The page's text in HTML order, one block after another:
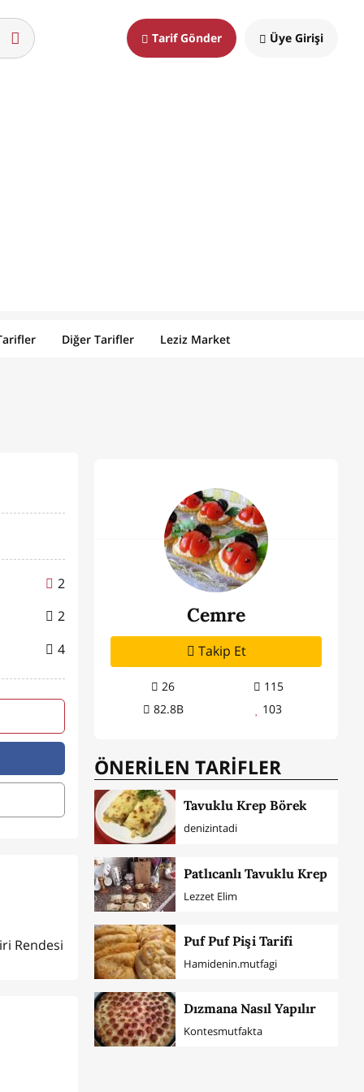
Tarif Gönder Üye Girişi
Diğer Tarifler Leziz Market
2
2
4
Rendesi
Cemre
Takip Et
26
115
82.8B
103
ÖNERİLEN TARİFLER
Tavuklu Krep Börek
denizintadi
Patlıcanlı Tavuklu Krep
Lezzet Elim
Puf Puf Pişi Tarifi
Hamidenin.mutfagi
Dızmana Nasıl Yapılır
Kontesmutfakta